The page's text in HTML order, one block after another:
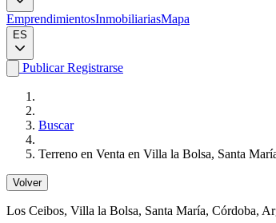
EmprendimientosInmobiliariasMapa
ES
PublicarRegistrarse
Buscar
Terreno en Venta en Villa la Bolsa, Santa
Volver
Los Ceibos, Villa la Bolsa, Santa María, Córdoba,